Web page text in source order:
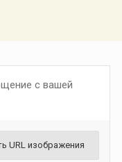
с вашей
URL изображения